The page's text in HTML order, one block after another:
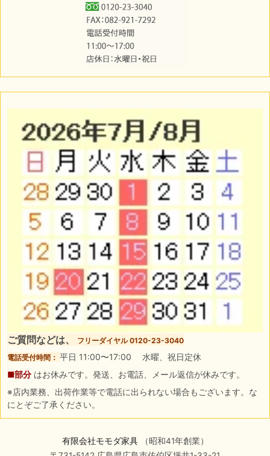
ご質問などは、
フリーダイヤル 0120-23-3040
電話受付時間： 平日 11:00〜17:00 水曜、祝日定休
■部分 はお休みです。発送、お電話、メール返信が休みです。
※店内業務、出荷作業等で電話に出られない場合もございます。な
にとぞご了承ください。
有限会社モモダ家具（昭和41年創業）